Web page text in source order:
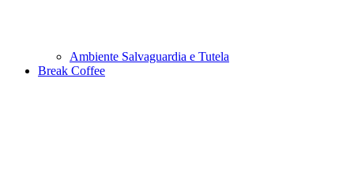
Ambiente Salvaguardia e Tutela
Break Coffee